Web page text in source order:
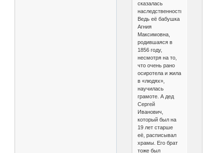
сказалась
наследственность.
Ведь её бабушка
Агния
Максимовна,
родившаяся в
1856 году,
несмотря на то,
что очень рано
осиротела и жила
в «людях»,
научилась
грамоте. А дед
Сергей
Иванович,
который был на
19 лет старше
её, расписывал
храмы. Его брат
тоже был